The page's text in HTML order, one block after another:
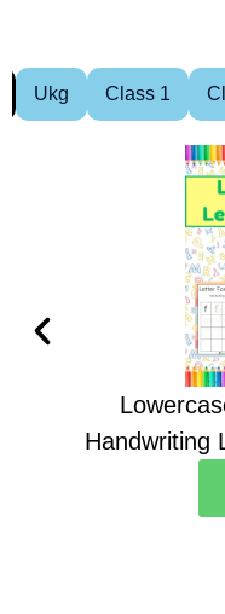
Ukg Class 1
Handwriting